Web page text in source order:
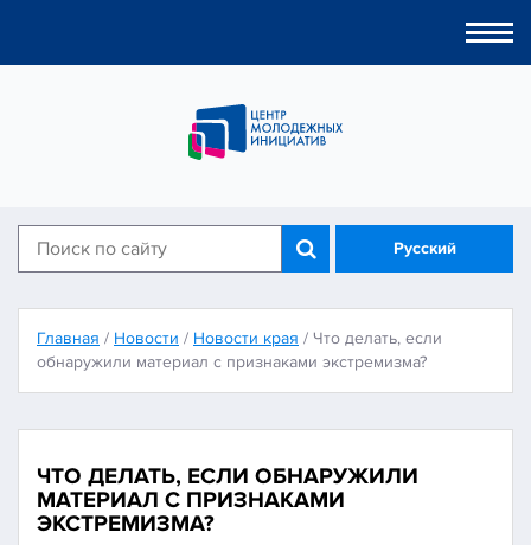
Русский
Главная / Новости / Новости края / Что делать, если
обнаружили материал с признаками экстремизма?
ЧТО ДЕЛАТЬ, ЕСЛИ ОБНАРУЖИЛИ
МАТЕРИАЛ С ПРИЗНАКАМИ
ЭКСТРЕМИЗМА?